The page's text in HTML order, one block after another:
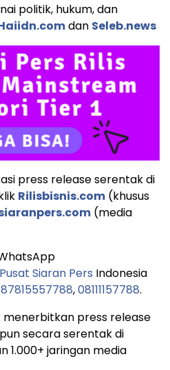
politik, hukum, dan
dan Seleb.news
press release serentak di
Rilisbisnis.com (khusus
(media
Pusat Siaran Pers Indonesia
,08111157788.
menerbitkan press release
secara serentak di
1.000+ jaringan media